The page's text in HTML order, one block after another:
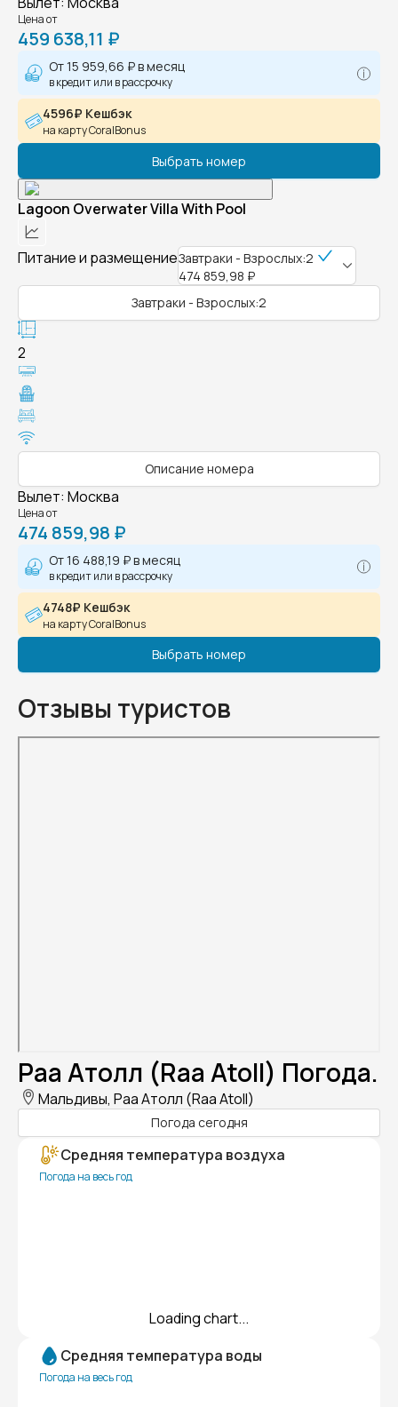
Цена от
459 638,11 ₽
От15 959,66 ₽в месяц
в кредит или в рассрочку
4596₽ Кешбэк
на карту CoralBonus
Выбрать номер
Lagoon Overwater Villa With Pool
Питание и размещениеЗавтраки - Взрослых:2
474 859,98 ₽
Завтраки - Взрослых:2
2
Описание номера
Вылет: Москва
Цена от
474 859,98 ₽
От16 488,19 ₽в месяц
в кредит или в рассрочку
4748₽ Кешбэк
на карту CoralBonus
Выбрать номер
Отзывы туристов
Раа Атолл (Raa Atoll) Погода.
Мальдивы, Раа Атолл (Raa Atoll)
Погода сегодня
Средняя температура воздуха
Погода на весь год
Loading chart...
Средняя температура воды
Погода на весь год